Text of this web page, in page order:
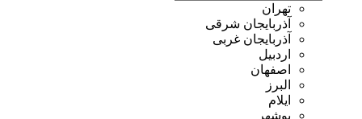
تهران
آذربایجان شرقی
آذربایجان غربی
اردبیل
اصفهان
البرز
ایلام
بوشهر